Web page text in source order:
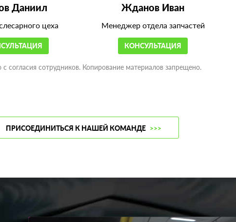
Даниил
цеха
Жданов Иван
Менеджер отдела запчастей
КОНСУЛЬТАЦИЯ
согласия сотрудников. Копирование материалов запрещено.
ПРИСОЕДИНИТЬСЯ К НАШЕЙ КОМАНДЕ >>>